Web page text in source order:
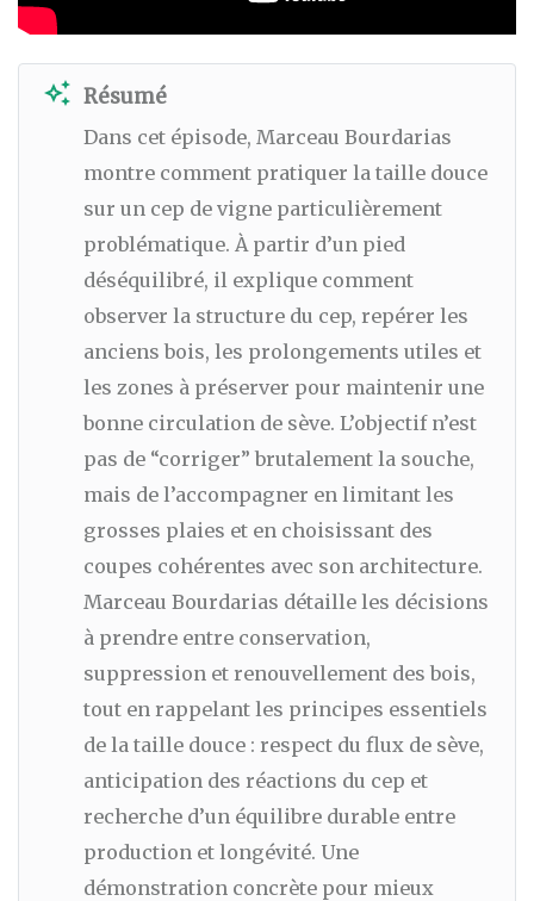
auto_awesome Résumé
Dans cet épisode, Marceau Bourdarias
montre comment pratiquer la taille douce
sur un cep de vigne particulièrement
problématique. À partir d’un pied
déséquilibré, il explique comment
observer la structure du cep, repérer les
anciens bois, les prolongements utiles et
les zones à préserver pour maintenir une
bonne circulation de sève. L’objectif n’est
pas de “corriger” brutalement la souche,
mais de l’accompagner en limitant les
grosses plaies et en choisissant des
coupes cohérentes avec son architecture.
Marceau Bourdarias détaille les décisions
à prendre entre conservation,
suppression et renouvellement des bois,
tout en rappelant les principes essentiels
de la taille douce : respect du flux de sève,
anticipation des réactions du cep et
recherche d’un équilibre durable entre
production et longévité. Une
démonstration concrète pour mieux